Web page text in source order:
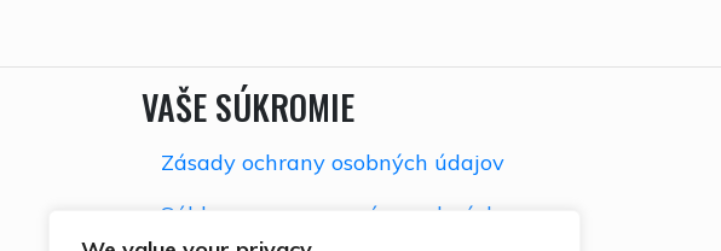
VAŠE SÚKROMIE
Zásady ochrany osobných údajov
Súhlas so spracovaním osobných